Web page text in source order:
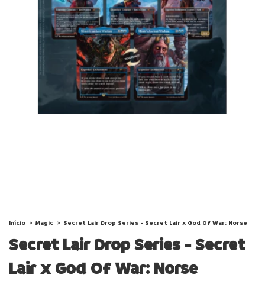
Início > Magic > Secret Lair Drop Series - Secret Lair x God Of War: Norse
Secret Lair Drop Series - Secret
Lair x God Of War: Norse